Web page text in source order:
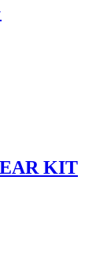
KIT